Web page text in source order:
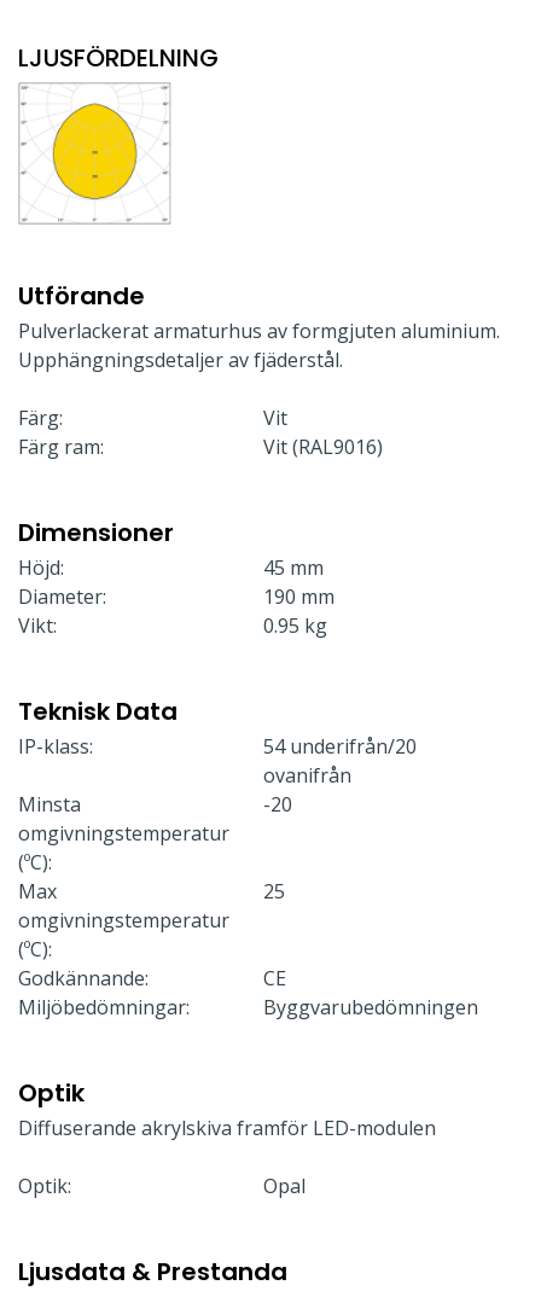
LJUSFÖRDELNING
Utförande
Pulverlackerat armaturhus av formgjuten aluminium.
Upphängningsdetaljer av fjäderstål.
Färg:
Vit
Färg ram:
Vit (RAL9016)
Dimensioner
Höjd:
45 mm
Diameter:
190 mm
Vikt:
0.95 kg
Teknisk Data
IP-klass:
54 underifrån/20
ovanifrån
Minsta
omgivningstemperatur
(ºC):
-20
Max
omgivningstemperatur
(ºC):
25
Godkännande:
CE
Miljöbedömningar:
Byggvarubedömningen
Optik
Diffuserande akrylskiva framför LED-modulen
Optik: Opal
Ljusdata & Prestanda